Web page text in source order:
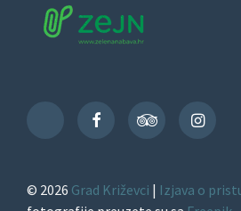
TikTok
FacebookTripAdvisor
© 2026 Grad Križevci | Izjava o